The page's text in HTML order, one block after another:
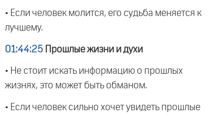
• Если человек молится, его судьба меняется к
лучшему.
01:44:25 Прошлые жизни и духи
• Не стоит искать информацию о прошлых
жизнях, это может быть обманом.
• Если человек сильно хочет увидеть прошлые